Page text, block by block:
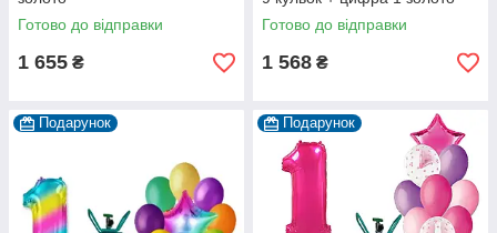
Готово до відправки
1 655 ₴
Готово до відправки
1 568 ₴
Подарунок Подарунок